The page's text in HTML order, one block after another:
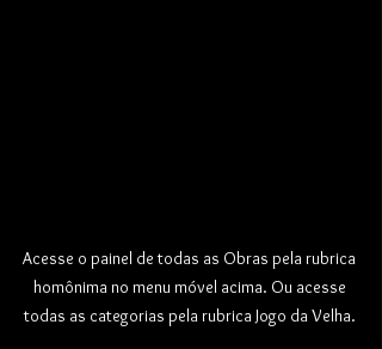
Acesse o painel de todas as Obras pela rubrica
homônima no menu móvel acima. Ou acesse
todas as categorias pela rubrica Jogo da Velha.